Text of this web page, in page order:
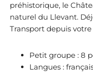
préhistorique, le
naturel du Llevant.
Transport depuis
Petit groupe : 8
Langues :